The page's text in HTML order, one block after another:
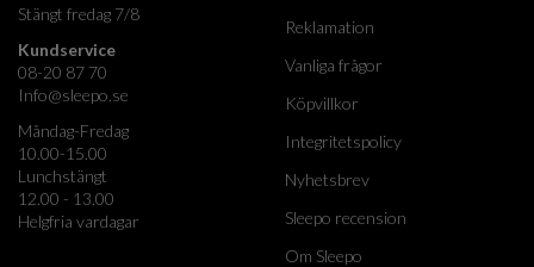
Stängt fredag 7/8
Kundservice
08-20 87 70
Info@sleepo.se
Måndag-Fredag
10.00-15.00
Lunchstängt
12.00 - 13.00
Helgfria vardagar
Reklamation
Vanliga frågor
Köpvillkor
Integritetspolicy
Nyhetsbrev
Sleepo recension
Om Sleepo